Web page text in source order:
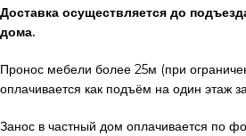
Доставка осуществляется до
дома.
Пронос мебели более 25м (при
оплачивается как подъём на один этаж
Занос в частный дом оплачивается по